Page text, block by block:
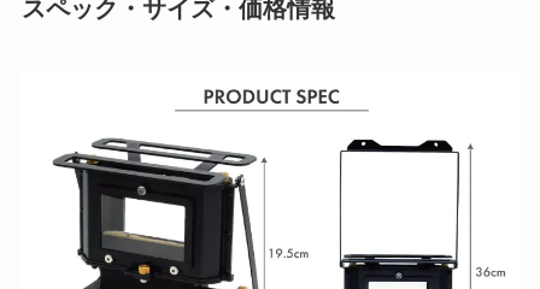
スペック・サイズ・価格情報